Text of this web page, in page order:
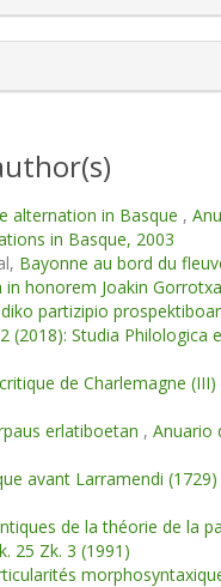
alternation in Basque ,
in Basque, 2003
Bayonne au bord du
honorem Joakin
partizipio
(2018): Studia
de Charlemagne (III)
erlatiboetan , Anuario
avant Larramendi (1729)
de la théorie de la
25 Zk. 3 (1991)